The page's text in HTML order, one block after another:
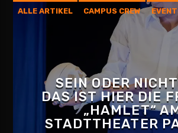
ALLE ARTIKEL CAMPUS CREW
SEIN ODER
DAS IST HIER DIE
„HAMLET“
STADTTHEATER